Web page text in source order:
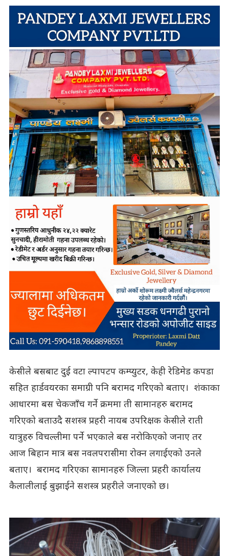
केसीले बसबाट दुई वटा ल्पापटप कम्प्युटर, केही रेडिमेड कपडा
सहित हार्डवयरका समाग्री पनि बरामद गरिएको बताए। शंकाका
आधारमा बस चेकजाँच गर्ने क्रममा ती सामानहरु बरामद
गरिएको बताउदै सशस्त्र प्रहरी नायब उपरिक्षक केसीले राती
यात्रुहरु विचल्लीमा पर्ने भएकाले बस नरोकिएको जनाए तर
आज बिहान मात्र बस नवलपरासीमा रोक्न लगाईएको उनले
बताए। बरामद गरिएका सामानहरु जिल्ला प्रहरी कार्यालय
कैलालीलाई बुझाईने सशस्त्र प्रहरीले जनाएको छ।